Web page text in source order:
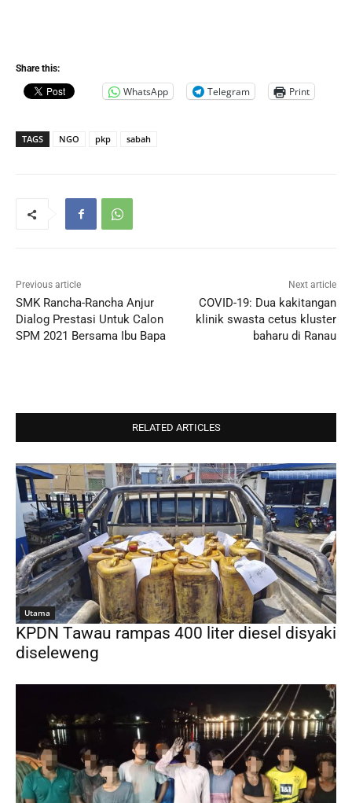
Share this:
WhatsApp Telegram Print
TAGS NGO pkp sabah
Previous article
SMK Rancha-Rancha Anjur
Dialog Prestasi Untuk Calon
SPM 2021 Bersama Ibu Bapa
Next article
COVID-19: Dua kakitangan
klinik swasta cetus kluster
baharu di Ranau
RELATED ARTICLES
Utama
KPDN Tawau rampas 400 liter diesel disyaki
diseleweng